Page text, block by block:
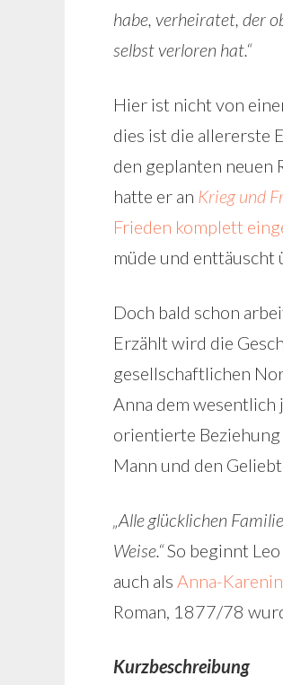
habe, verheiratet, der
selbst verloren hat.“
Hier ist nicht von
dies ist die allererste
den geplanten neuen
hatte er an Krieg und
Frieden komplett
müde und enttäuscht
Doch bald schon
Erzählt wird die
gesellschaftlichen
Anna dem wesentlich
orientierte Beziehung
Mann und den
„Alle glücklichen
Weise.“So beginnt
auch als Anna-
Roman, 1877/78
Kurzbeschreibung